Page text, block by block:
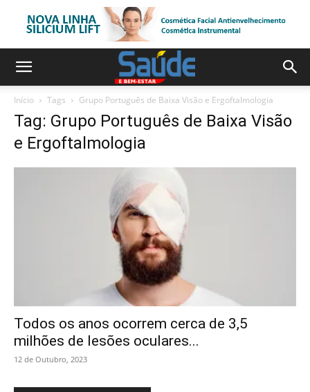
Início Tags Grupo Português de Baixa Visão e Ergoftalmologia
Tag: Grupo Português de Baixa Visão
e Ergoftalmologia
Todos os anos ocorrem cerca de 3,5
milhões de lesões oculares...
12 de Outubro, 2023